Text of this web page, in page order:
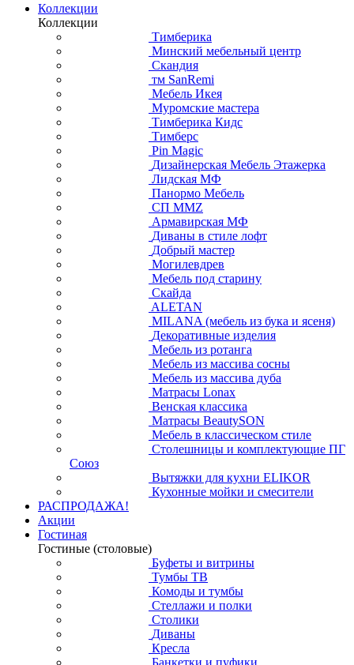
Коллекции
Коллекции
Тимберика
Минский мебельный центр
Скандия
тм SanRemi
Мебель Икея
Муромские мастера
Тимберика Кидс
Тимберс
Pin Magic
Дизайнерская Мебель Этажерка
Лидская МФ
Панормо Мебель
СП ММZ
Армавирская МФ
Диваны в стиле лофт
Добрый мастер
Могилевдрев
Мебель под старину
Скайда
ALETAN
MILANA (мебель из бука и ясеня)
Декоративные изделия
Мебель из ротанга
Мебель из массива сосны
Мебель из массива дуба
Матрасы Lonax
Венская классика
Матрасы BeautySON
Мебель в классическом стиле
Столешницы и комплектующие ПГ
Союз
Вытяжки для кухни ELIKOR
Кухонные мойки и смесители
РАСПРОДАЖА!
Акции
Гостиная
Гостиные (столовые)
Буфеты и витрины
Тумбы ТВ
Комоды и тумбы
Стеллажи и полки
Столики
Диваны
Кресла
Банкетки и пуфики